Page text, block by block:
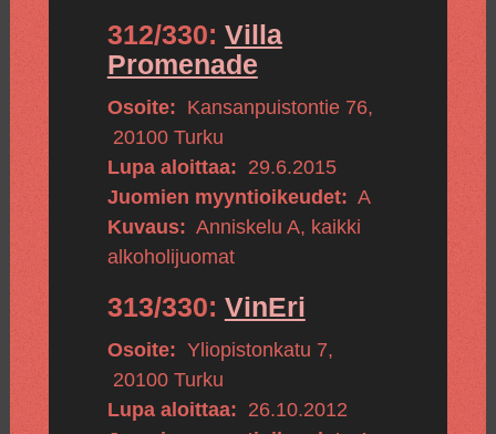
312/330: Villa
Promenade
Osoite: Kansanpuistontie 76,
20100 Turku
Lupa aloittaa: 29.6.2015
Juomien myyntioikeudet: A
Kuvaus: Anniskelu A, kaikki
alkoholijuomat
313/330: VinEri
Osoite: Yliopistonkatu 7,
20100 Turku
Lupa aloittaa: 26.10.2012